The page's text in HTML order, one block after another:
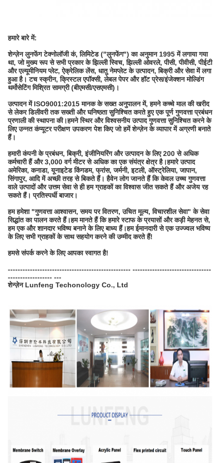
हमारे बारे में:
शेन्ज़ेन लुनफेंग टेक्नोलॉजी कं, लिमिटेड ("लुनफेंग") का अनुमान 1995 में लगाया गया
था, जो मुख्य रूप से सभी प्रकार के झिल्ली स्विच, झिल्ली ओवरले, पीसी, पीवीसी, पीईटी
और एल्यूमीनियम प्लेट, ऐक्रेलिक लेंस, धातु नेमप्लेट के उत्पादन, बिक्री और सेवा में लगा
हुआ है। टच स्क्रीन, क्रिस्टल एपॉक्सी, लेबल पेपर और हॉट प्रेस/इंजेक्शन मोल्डिंग
थर्मोसेटिंग मिश्रित सामग्री (बीएमसी/एसएमसी)।
उत्पादन में ISO9001:2015 मानक के सख्त अनुपालन में, हमने कच्चे माल की खरीद
से लेकर डिलीवरी तक सख्ती और घनिष्ठता सुनिश्चित करते हुए एक पूर्ण गुणवत्ता प्रबंधन
प्रणाली की स्थापना की।हमने स्थिर और विश्वसनीय उत्पाद गुणवत्ता सुनिश्चित करने के
लिए उन्नत कंप्यूटर परीक्षण उपकरण पेश किए जो हमें शेन्ज़ेन के व्यापार में अग्रणी बनाते
हैं।
हमारी कंपनी के प्रबंधन, बिक्री, इंजीनियरिंग और उत्पादन के लिए 200 से अधिक
कर्मचारी हैं और 3,000 वर्ग मीटर से अधिक का एक संयंत्र क्षेत्र है।हमारे उत्पाद
अमेरिका, कनाडा, यूनाइटेड किंगडम, फ्रांस, जर्मनी, इटली, ऑस्ट्रेलिया, जापान,
सिंगापुर, आदि में अच्छी तरह से बिकते हैं। हैवेन लोग जानते हैं कि केवल उच्च गुणवत्ता
वाले उत्पादों और उत्तम सेवा से ही हम ग्राहकों का विश्वास जीत सकते हैं और अजेय रह
सकते हैं। प्रतिस्पर्धी बाजार।
हम हमेशा "गुणवत्ता आश्वासन, समय पर वितरण, उचित मूल्य, विचारशील सेवा" के सेवा
सिद्धांत का पालन करते हैं।हम मानते हैं कि हमारे स्टाफ के प्रयासों और कड़ी मेहनत से,
हम एक और शानदार भविष्य बनाने के लिए बाध्य हैं।हम ईमानदारी से एक उज्ज्वल भविष्य
के लिए सभी ग्राहकों के साथ सहयोग करने की उम्मीद करते हैं!
हमसे संपर्क करने के लिए आपका स्वागत है!
-------------------------------------------------- --------------------------------
------------------ ---
शेन्ज़ेन Lunfeng Techonology Co., Ltd